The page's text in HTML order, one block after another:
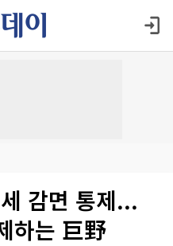
감면 통제...
하는 巨野